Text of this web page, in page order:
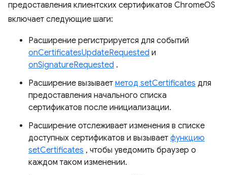
предоставления клиентских сертификатов ChromeOS
включает следующие шаги:
Расширение регистрируется для событий
onCertificatesUpdateRequested и
onSignatureRequested .
Расширение вызывает метод setCertificates для
предоставления начального списка
сертификатов после инициализации.
Расширение отслеживает изменения в списке
доступных сертификатов и вызывает функцию
setCertificates , чтобы уведомить браузер о
каждом таком изменении.